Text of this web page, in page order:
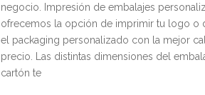
negocio. Impresión de embalajes
ofrecemos la opción de imprimir tu logo o
el packaging personalizado con la mejor
precio. Las distintas dimensiones del
cartón te